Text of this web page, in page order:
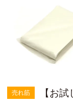
売れ筋
【お